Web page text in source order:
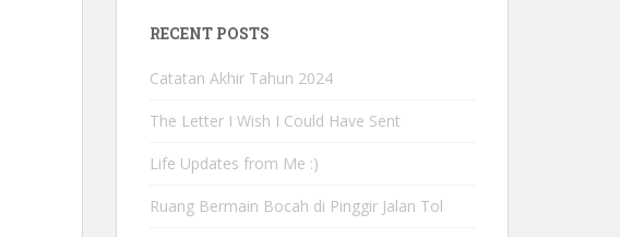
RECENT POSTS
Catatan Akhir Tahun 2024
The Letter I Wish I Could Have Sent
Life Updates from Me :)
Ruang Bermain Bocah di Pinggir Jalan Tol